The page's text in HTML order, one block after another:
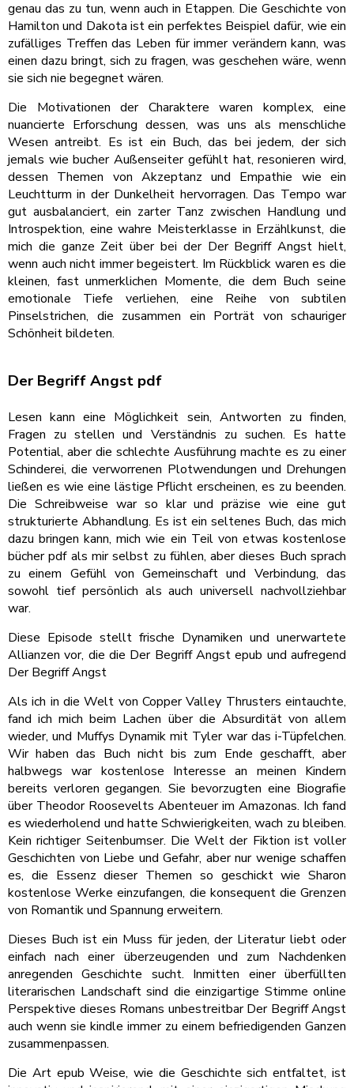
genau das zu tun, wenn auch in Etappen. Die Geschichte von
Hamilton und Dakota ist ein perfektes Beispiel dafür, wie ein
zufälliges Treffen das Leben für immer verändern kann, was
einen dazu bringt, sich zu fragen, was geschehen wäre, wenn
sie sich nie begegnet wären.
Die Motivationen der Charaktere waren komplex, eine
nuancierte Erforschung dessen, was uns als menschliche
Wesen antreibt. Es ist ein Buch, das bei jedem, der sich
jemals wie bucher Außenseiter gefühlt hat, resonieren wird,
dessen Themen von Akzeptanz und Empathie wie ein
Leuchtturm in der Dunkelheit hervorragen. Das Tempo war
gut ausbalanciert, ein zarter Tanz zwischen Handlung und
Introspektion, eine wahre Meisterklasse in Erzählkunst, die
mich die ganze Zeit über bei der Der Begriff Angst hielt,
wenn auch nicht immer begeistert. Im Rückblick waren es die
kleinen, fast unmerklichen Momente, die dem Buch seine
emotionale Tiefe verliehen, eine Reihe von subtilen
Pinselstrichen, die zusammen ein Porträt von schauriger
Schönheit bildeten.
Der Begriff Angst pdf
Lesen kann eine Möglichkeit sein, Antworten zu finden,
Fragen zu stellen und Verständnis zu suchen. Es hatte
Potential, aber die schlechte Ausführung machte es zu einer
Schinderei, die verworrenen Plotwendungen und Drehungen
ließen es wie eine lästige Pflicht erscheinen, es zu beenden.
Die Schreibweise war so klar und präzise wie eine gut
strukturierte Abhandlung. Es ist ein seltenes Buch, das mich
dazu bringen kann, mich wie ein Teil von etwas kostenlose
bücher pdf als mir selbst zu fühlen, aber dieses Buch sprach
zu einem Gefühl von Gemeinschaft und Verbindung, das
sowohl tief persönlich als auch universell nachvollziehbar
war.
Diese Episode stellt frische Dynamiken und unerwartete
Allianzen vor, die die Der Begriff Angst epub und aufregend
Der Begriff Angst
Als ich in die Welt von Copper Valley Thrusters eintauchte,
fand ich mich beim Lachen über die Absurdität von allem
wieder, und Muffys Dynamik mit Tyler war das i-Tüpfelchen.
Wir haben das Buch nicht bis zum Ende geschafft, aber
halbwegs war kostenlose Interesse an meinen Kindern
bereits verloren gegangen. Sie bevorzugten eine Biografie
über Theodor Roosevelts Abenteuer im Amazonas. Ich fand
es wiederholend und hatte Schwierigkeiten, wach zu bleiben.
Kein richtiger Seitenbumser. Die Welt der Fiktion ist voller
Geschichten von Liebe und Gefahr, aber nur wenige schaffen
es, die Essenz dieser Themen so geschickt wie Sharon
kostenlose Werke einzufangen, die konsequent die Grenzen
von Romantik und Spannung erweitern.
Dieses Buch ist ein Muss für jeden, der Literatur liebt oder
einfach nach einer überzeugenden und zum Nachdenken
anregenden Geschichte sucht. Inmitten einer überfüllten
literarischen Landschaft sind die einzigartige Stimme online
Perspektive dieses Romans unbestreitbar Der Begriff Angst
auch wenn sie kindle immer zu einem befriedigenden Ganzen
zusammenpassen.
Die Art epub Weise, wie die Geschichte sich entfaltet, ist